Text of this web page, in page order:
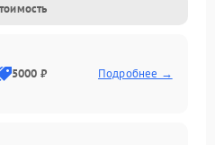
сбои
5000 ₽ Подробнее →